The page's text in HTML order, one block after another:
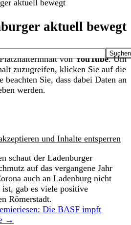
aktuell bewegt
aktuell bewegt
vonYouTube. Um
zuzugreifen, klicken Sie auf die
Sie, dass dabei Daten an
werden.
und Inhalte entsperren
schaut der Ladenburger
auf das vergangene Jahr
auch an Ladenburg nicht
gab es viele positive
Römerstadt.
Die BASF impft
→